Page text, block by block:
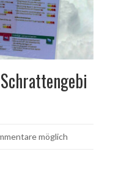
möglich